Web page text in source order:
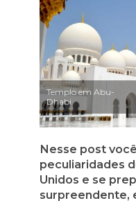
Templo em Abu-
Dhabi
Nesse post
peculiaridades
Unidos e se
surpreendente,